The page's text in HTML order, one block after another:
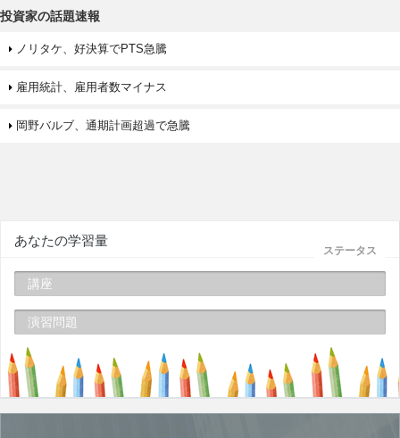
投資家の話題速報
ノリタケ、好決算でPTS急騰
雇用統計、雇用者数マイナス
岡野バルブ、通期計画超過で急騰
ステータス
あなたの学習量
講座
演習問題